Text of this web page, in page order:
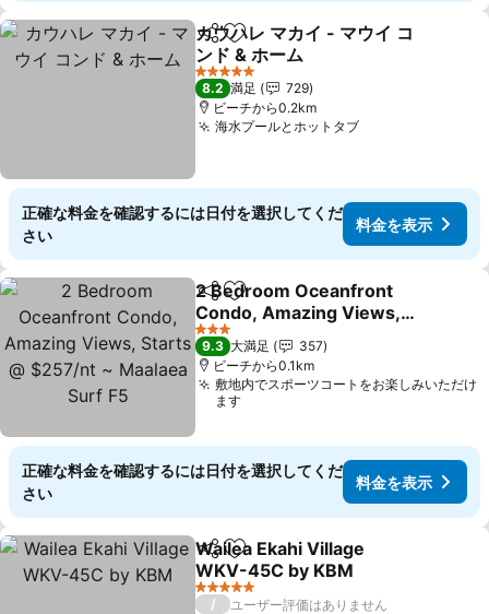
シェアお気に入りに追加
カウハレ マカイ - マウイ コ
ンド & ホーム
5 ホテルのランク
8.2 満足
729
ビーチから0.2km
海水プールとホットタブ
正確な料金を確認するには日付を選択してくだ
さい
料金を表示
シェアお気に入りに追加
2 Bedroom Oceanfront
Condo, Amazing Views,
Starts @ $257/nt ~
Maalaea Surf F5
3 ホテルのランク
9.3 大満足
357
ビーチから0.1km
敷地内でスポーツコートをお楽しみいただけ
ます
正確な料金を確認するには日付を選択してくだ
さい
料金を表示
シェアお気に入りに追加
Wailea Ekahi Village
WKV-45C by KBM
5 ホテルのランク
/
ユーザー評価はありません